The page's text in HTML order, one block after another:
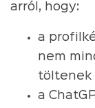
arról, hogy:
a
nem
töltenek
a